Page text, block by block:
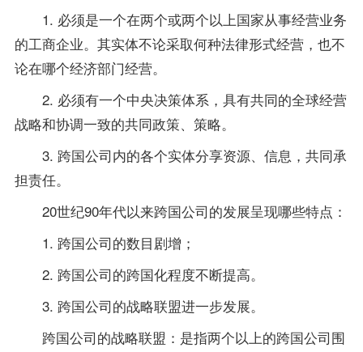
1. 必须是一个在两个或两个以上国家从事经营业务
的工商企业。其实体不论采取何种法律形式经营，也不
论在哪个经济部门经营。
2. 必须有一个中央决策体系，具有共同的全球经营
战略和协调一致的共同政策、策略。
3. 跨国公司内的各个实体分享资源、信息，共同承
担责任。
20世纪90年代以来跨国公司的发展呈现哪些特点：
1. 跨国公司的数目剧增；
2. 跨国公司的跨国化程度不断提高。
3. 跨国公司的战略联盟进一步发展。
跨国公司的战略联盟：是指两个以上的跨国公司围